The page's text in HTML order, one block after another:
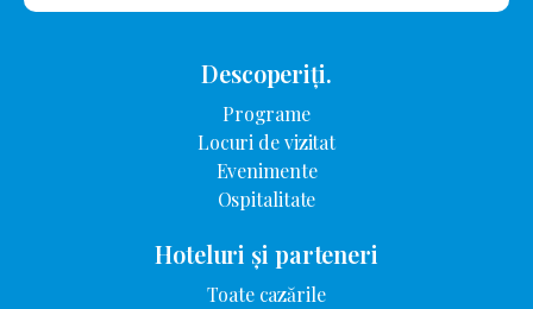
Descoperiți.
Programe
Locuri de vizitat
Evenimente
Ospitalitate
Hoteluri și parteneri
Toate cazările